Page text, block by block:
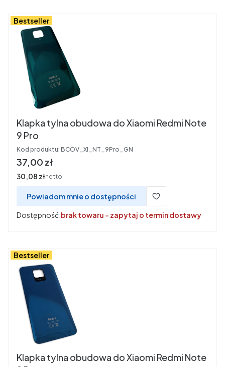
Bestseller
Klapka tylna obudowa do Xiaomi Redmi Note
9 Pro
Kod produktu: BCOV_XI_NT_9Pro_GN
Cena
37,00 zł
Cena
30,08 złnetto
Powiadom mnie o dostępności
Dostępność:brak towaru - zapytaj o termin dostawy
Bestseller
Klapka tylna obudowa do Xiaomi Redmi Note